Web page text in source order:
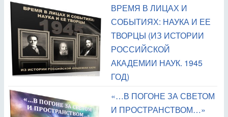
ВРЕМЯ В ЛИЦАХ И
СОБЫТИЯХ: НАУКА И ЕЕ
ТВОРЦЫ (ИЗ ИСТОРИИ
РОССИЙСКОЙ
АКАДЕМИИ НАУК. 1945
ГОД)
«…В ПОГОНЕ ЗА СВЕТОМ
И ПРОСТРАНСТВОМ…»